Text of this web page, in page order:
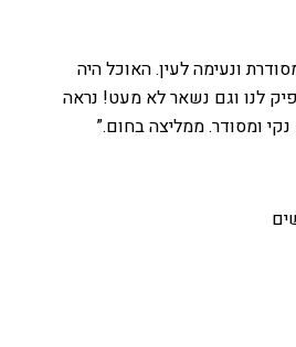
ונעימה לעין. האוכל היה
לנו וגם נשאר לא מעט! נראה
ומסודר. ממליצה בחום.”